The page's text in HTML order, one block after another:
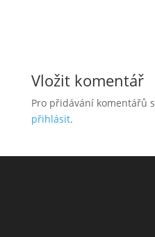
Vložit komentář
Pro přidávání komentářů
přihlásit.